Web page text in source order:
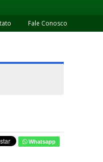
Fale Conosco
Whatsapp